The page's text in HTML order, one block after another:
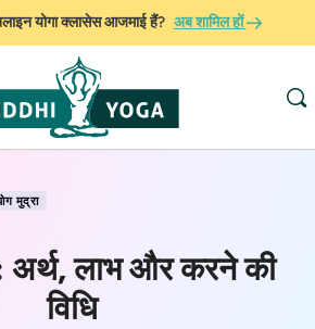
योगा क्लासेस आजमाई हैं? अब शामिल हों
मुद्रा
अर्थ, लाभ और करने की
विधि